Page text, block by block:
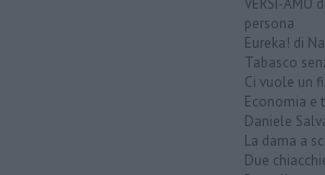
VERSI-AMO
persona
Eureka! di
Tabasco
Ci vuole un
Economia e
Daniele
La dama a
Due